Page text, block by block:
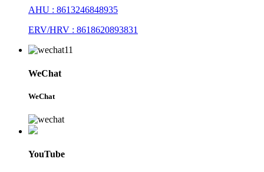
AHU : 8613246848935
ERV/HRV : 8618620893831
WeChat
WeChat
YouTube